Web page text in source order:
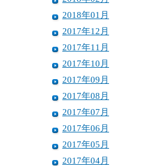
2018年01月
2017年12月
2017年11月
2017年10月
2017年09月
2017年08月
2017年07月
2017年06月
2017年05月
2017年04月